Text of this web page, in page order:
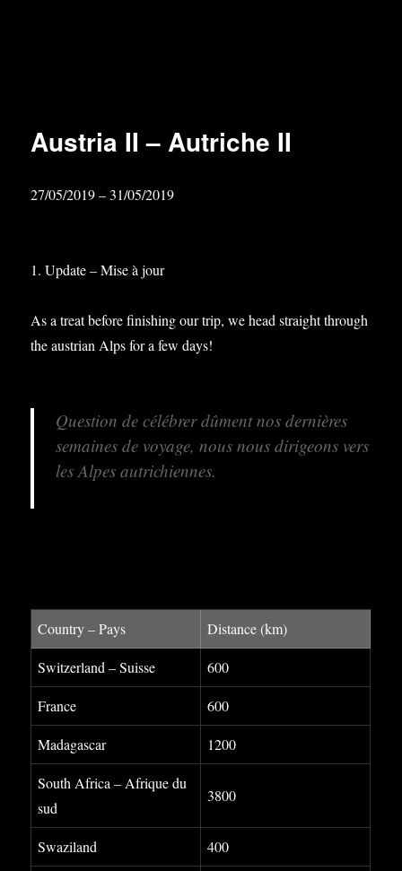
Austria II – Autriche II
27/05/2019 – 31/05/2019
1. Update – Mise à jour
As a treat before finishing our trip, we head straight through
the austrian Alps for a few days!
Question de célébrer dûment nos dernières
semaines de voyage, nous nous dirigeons vers
les Alpes autrichiennes.
Country – Pays Distance (km)
Switzerland – Suisse 600
France 600
Madagascar 1200
South Africa – Afrique du
sud
3800
Swaziland 400